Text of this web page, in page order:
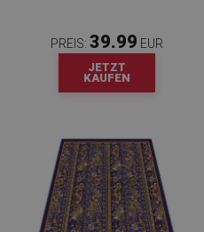
PREIS: 39.99 EUR
JETZT
KAUFEN